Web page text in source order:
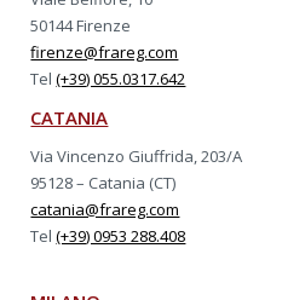
50144 Firenze
firenze@frareg.com
Tel(+39) 055.0317.642
CATANIA
Via Vincenzo Giuffrida, 203/A
95128 – Catania (CT)
catania@frareg.com
Tel(+39) 0953 288.408